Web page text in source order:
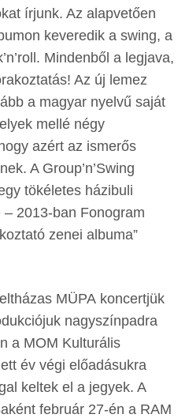
írjunk. Az alapvetően
keveredik a swing, a
Mindenből a legjava,
Az új lemez
a magyar nyelvű saját
mellé négy
azért az ismerős
A Group’n’Swing
tökéletes házibuli
2013-ban Fonogram
zenei albuma”
MÜPA koncertjük
nagyszínpadra
a MOM Kulturális
év végi előadásukra
keltek el a jegyek. A
február 27-én a RAM